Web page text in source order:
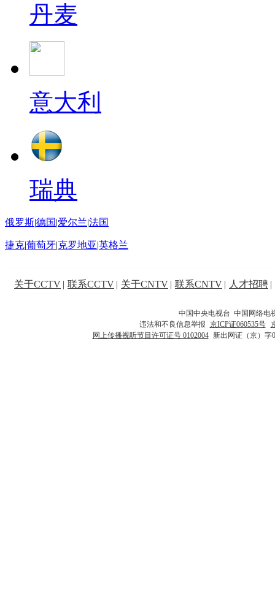
丹麦
意大利
瑞典
俄罗斯|德国|爱尔兰|法国
捷克|葡萄牙|克罗地亚|英格兰
关于CCTV | 联系CCTV | 关于CNTV | 联系CNTV | 人才招聘 |
中国中央电视台 中国网络电
违法和不良信息举报 京ICP证060535号
网上传播视听节目许可证号 0102004 新出网证（京）